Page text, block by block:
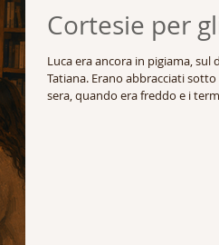
Cortesie per
Luca era ancora in pigiama,
Tatiana. Erano abbracciati
sera, quando era freddo e i